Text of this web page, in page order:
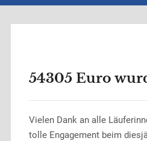
54305 Euro
Vielen Dank an alle
tolle Engagement beim